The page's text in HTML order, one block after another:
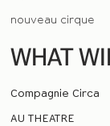
nouveau cirque
WHAT
Compagnie Circa
AU THEATRE